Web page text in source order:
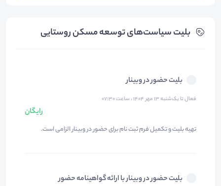
بلیت‌ سیاست‌های توسعه مسکن روستایی
بلیت حضور در وبینار
فعال تا یک‌شنبه ۱۳ مهر ۱۴۰۴ ، ساعت ۰۷:۳۰
رایگان
تهیه بلیت و تکمیل فرم ثبت نام برای حضور در وبینار الزامی است.
بلیت حضور در وبینار با ارائه گواهینامه حضور